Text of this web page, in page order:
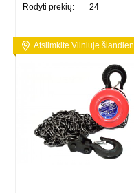
Rodyti prekių: 24
Atsiimkite Vilniuje šiandien